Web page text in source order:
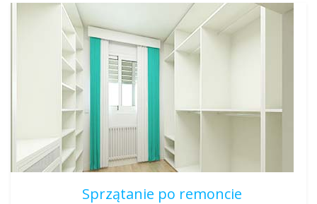
Sprzątanie po remoncie